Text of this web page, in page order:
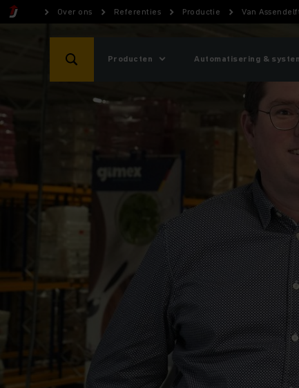
Over ons Referenties Productie Van
Producten Automatisering &